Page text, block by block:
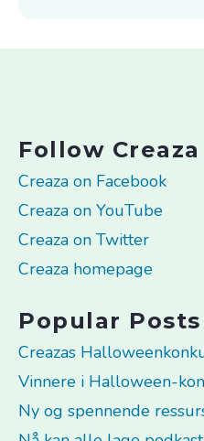
Follow
Creaza on Facebook
Creaza on YouTube
Creaza on Twitter
Creaza homepage
Popular Posts
Creazas
Vinnere i Halloween-
Ny og spennende